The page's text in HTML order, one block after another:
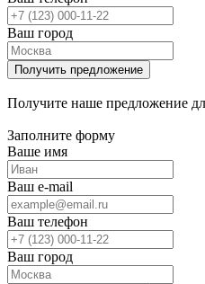
Ваш город
Получите наше предложение
Заполните форму
Ваше имя
Ваш e-mail
Ваш телефон
Ваш город